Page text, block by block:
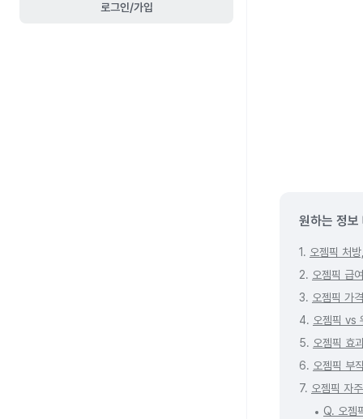
로그인/가입
원하는 정보
1. 오젬픽 처
2. 오젬픽 급
3. 오젬픽 가
4. 오젬픽 vs
5. 오젬픽 효
6. 오젬픽 부
7. 오젬픽 자
Q. 오젬